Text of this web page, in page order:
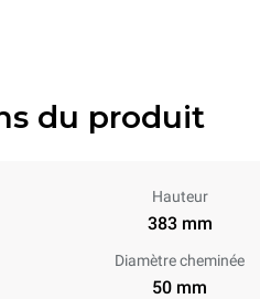
du produit
Hauteur
383 mm
Diamètre cheminée
50 mm